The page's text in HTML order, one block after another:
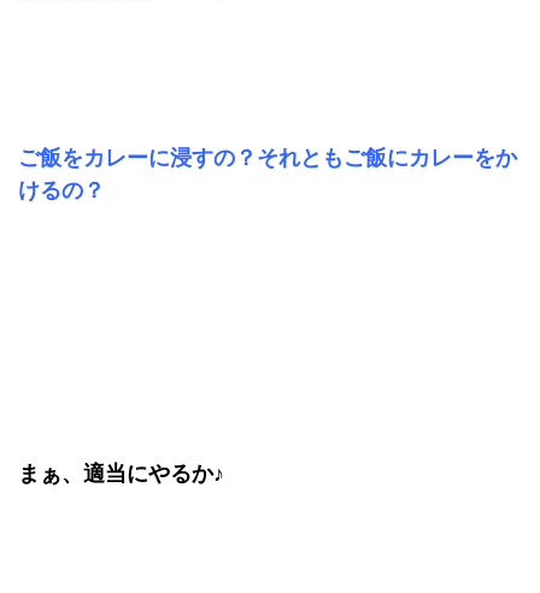
ご飯をカレーに浸すの？それともご飯にカレーをか
けるの？
まぁ、適当にやるか♪